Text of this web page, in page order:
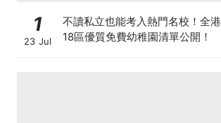
1
23 Jul
不讀私立也能考入熱門名校！全港
18區優質免費幼稚園清單公開！